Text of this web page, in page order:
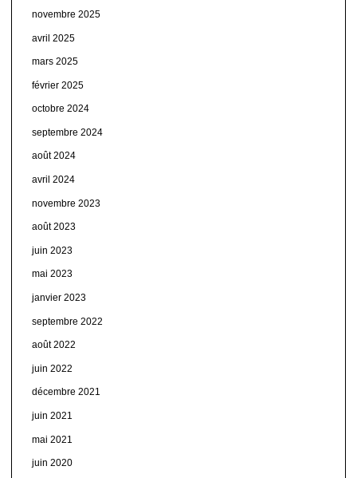
novembre 2025
avril 2025
mars 2025
février 2025
octobre 2024
septembre 2024
août 2024
avril 2024
novembre 2023
août 2023
juin 2023
mai 2023
janvier 2023
septembre 2022
août 2022
juin 2022
décembre 2021
juin 2021
mai 2021
juin 2020